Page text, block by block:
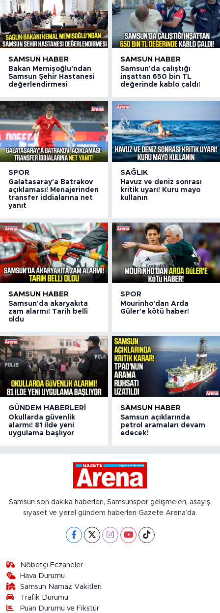
SAMSUN HABER
Bakan Memişoğlu'ndan
Samsun Şehir Hastanesi
değerlendirmesi
SAMSUN HABER
Samsun'da çalıştığı
inşattan 650 bin TL
değerinde kablo çaldı!
SPOR
Galatasaray'a Batrakov
açıklaması! Menajerinden
transfer iddialarına net
yanıt
SAĞLIK
Havuz ve deniz sonrası
kritik uyarı! Kuru mayo
kullanın
SAMSUN HABER
Samsun'da akaryakıta
zam alarmı! Tarih belli
oldu
SPOR
Mourinho'dan Arda
Güler'e kötü haber!
GÜNDEM HABERLERI
Okullarda güvenlik
alarmı! 81 ilde yeni
uygulama başlıyor
SAMSUN HABER
Samsun açıklarında
petrol aramaları devam
edecek!
Samsun son dakika haberleri, Samsunspor gelişmeleri, asayiş,
siyaset ve yerel gündem haberleri Gazete Arena’da.
Nöbetçi Eczaneler
Hava Durumu
Samsun Namaz Vakitleri
Trafik Durumu
Puan Durumu ve Fikstür